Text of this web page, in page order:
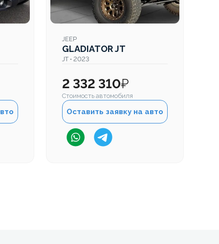
JEEP
GLADIATOR JT
JT • 2023
2 332 310₽
Стоимость автомобиля
Оставить заявку на авто